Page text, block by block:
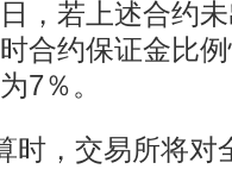
，若上述合约
合约保证金比
7％。
，交易所将对